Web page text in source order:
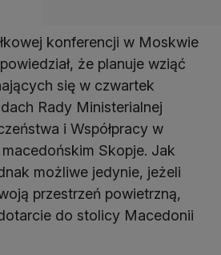
konferencji w Moskwie
że planuje wziąć
się w czwartek
Rady Ministerialnej
i Współpracy w
Skopje. Jak
możliwe jedynie, jeżeli
przestrzeń powietrzną,
do stolicy Macedonii